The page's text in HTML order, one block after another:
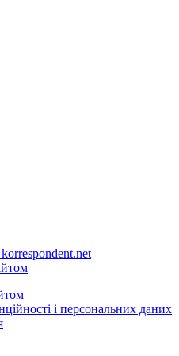
і персональних даних